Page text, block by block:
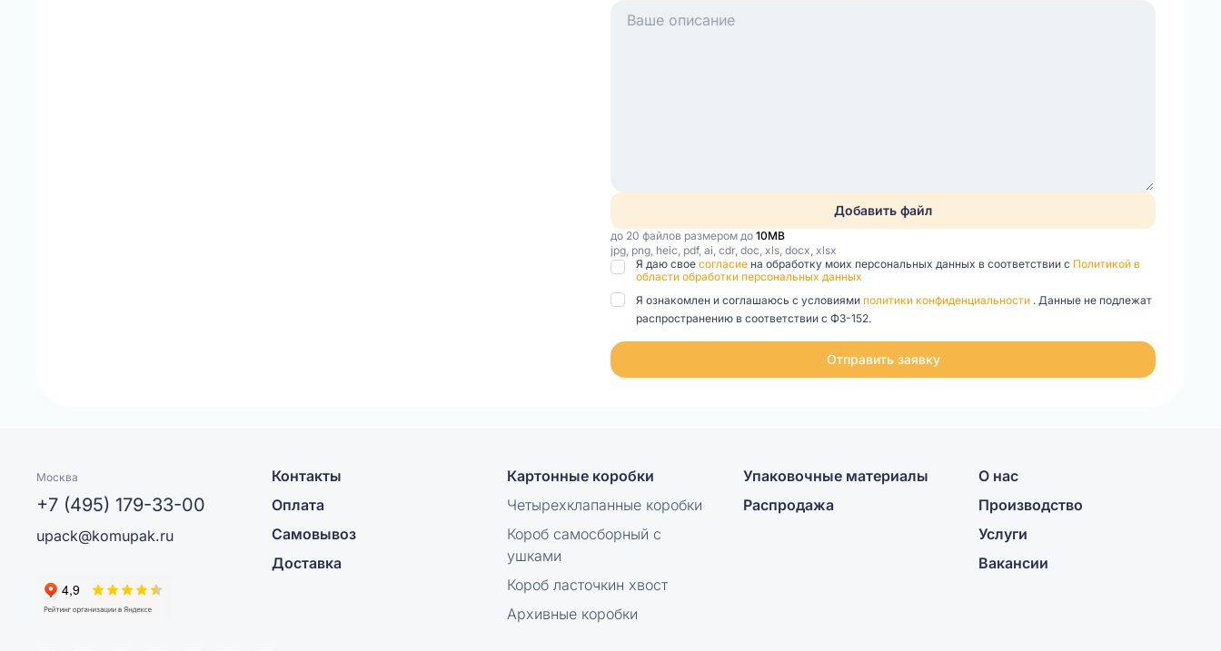
Добавить файл
до 20 файлов размером до 10MB
jpg, png, heic, pdf, ai, cdr, doc, xls, docx, xlsx
Я даю свое согласие на обработку моих персональных данных в соответствии с Политикой в
области обработки персональных данных
Я ознакомлен и соглашаюсь с условиями политики конфиденциальности . Данные не подлежат
распространению в соответствии с ФЗ-152.
Отправить заявку
Москва
+7 (495) 179-33-00
upack@komupak.ru
Контакты
Оплата
Самовывоз
Доставка
Картонные коробки
Четырехклапанные коробки
Короб самосборный с
ушками
Короб ласточкин хвост
Архивные коробки
Упаковочные материалы
Распродажа
О нас
Производство
Услуги
Вакансии